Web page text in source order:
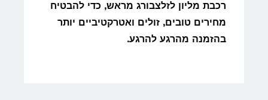
רכבת מליון לזלצבורג מראש, כדי להבטיח
מחירים טובים, זולים ואטרקטיביים יותר
בהזמנה מהרגע להרגע.